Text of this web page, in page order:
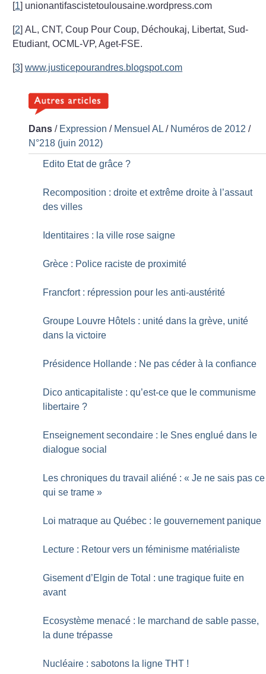
[1] unionantifascistetoulousaine.wordpress.com
[2]AL, CNT, Coup Pour Coup, Déchoukaj, Libertat, Sud-
Etudiant, OCML-VP, Aget-FSE.
[3]www.justicepourandres.blogspot.com
Dans / Expression / Mensuel AL / Numéros de 2012 /
N°218 (juin 2012)
Edito Etat de grâce ?
Recomposition : droite et extrême droite à l’assaut
des villes
Identitaires : la ville rose saigne
Grèce : Police raciste de proximité
Francfort : répression pour les anti-austérité
Groupe Louvre Hôtels : unité dans la grève, unité
dans la victoire
Présidence Hollande : Ne pas céder à la confiance
Dico anticapitaliste : qu’est-ce que le communisme
libertaire ?
Enseignement secondaire : le Snes englué dans le
dialogue social
Les chroniques du travail aliéné : « Je ne sais pas ce
qui se trame »
Loi matraque au Québec : le gouvernement panique
Lecture : Retour vers un féminisme matérialiste
Gisement d’Elgin de Total : une tragique fuite en
avant
Ecosystème menacé : le marchand de sable passe,
la dune trépasse
Nucléaire : sabotons la ligne THT !